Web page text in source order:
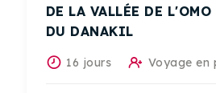
DE LA VALLÉE DE
DU DANAKIL
16 jours Voyage en